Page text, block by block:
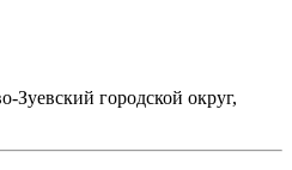
Зуевский городской округ,